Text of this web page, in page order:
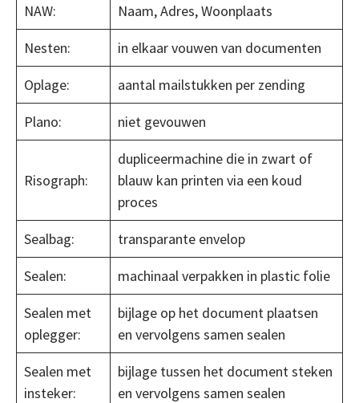
NAW:
Naam, Adres, Woonplaats
Nesten:
in elkaar vouwen van documenten
Oplage:
aantal mailstukken per zending
Plano:
niet gevouwen
Risograph:
dupliceermachine die in zwart of
blauw kan printen via een koud
proces
Sealbag:
transparante envelop
Sealen:
machinaal verpakken in plastic folie
Sealen met
oplegger:
bijlage op het document plaatsen
en vervolgens samen sealen
Sealen met
insteker:
bijlage tussen het document steken
en vervolgens samen sealen